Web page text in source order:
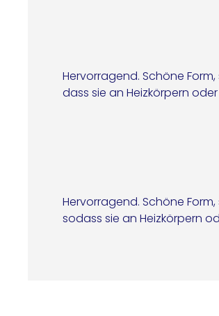
Hervorragend. Schöne
dass sie an Heizkörpern
Hervorragend. Schöne
sodass sie an Heizkörpern